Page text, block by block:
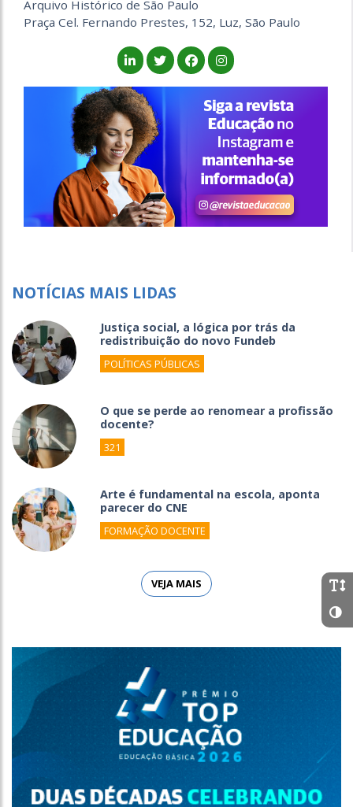
Arquivo Histórico de São Paulo
Praça Cel. Fernando Prestes, 152, Luz, São Paulo
NOTÍCIAS MAIS LIDAS
Justiça social, a lógica por trás da
redistribuição do novo Fundeb
POLÍTICAS PÚBLICAS
O que se perde ao renomear a profissão
docente?
321
Arte é fundamental na escola, aponta
parecer do CNE
FORMAÇÃO DOCENTE
VEJA MAIS